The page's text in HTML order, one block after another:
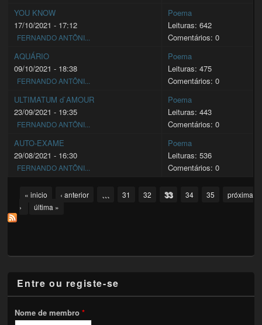
YOU KNOW
17/10/2021 - 17:12
FERNANDO ANTÔNI...
Poema
Leituras: 642
Comentários: 0
AQUÁRIO
09/10/2021 - 18:38
FERNANDO ANTÔNI...
Poema
Leituras: 475
Comentários: 0
ULTIMATUM d`AMOUR
23/09/2021 - 19:35
FERNANDO ANTÔNI...
Poema
Leituras: 443
Comentários: 0
AUTO-EXAME
29/08/2021 - 16:30
FERNANDO ANTÔNI...
Poema
Leituras: 536
Comentários: 0
Pages« inicio ‹ anterior … 31 32 33 34 35
próxima
›
última »
Entre ou registe-se
Nome de membro*